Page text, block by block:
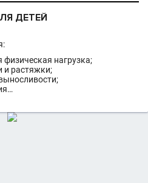
ДЕТЕЙ
нагрузка;
и растяжки;